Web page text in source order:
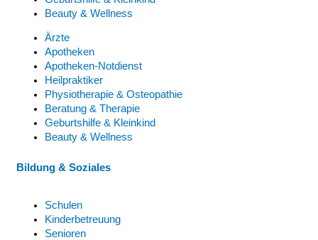
Beauty & Wellness
Ärzte
Apotheken
Apotheken-Notdienst
Heilpraktiker
Physiotherapie & Osteopathie
Beratung & Therapie
Geburtshilfe & Kleinkind
Beauty & Wellness
Bildung & Soziales
Schulen
Kinderbetreuung
Senioren